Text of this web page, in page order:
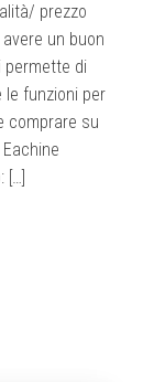
prezzo
un buon
permette di
le funzioni per
comprare su
[…]